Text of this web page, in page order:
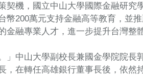
契機，國立中山大學國際金融研究
幣200萬元支持金融高等教育，並
融專業人才，進一步提升台灣整
」中山大學副校長兼國金學院院長
，在轉任高雄銀行董事長後，依然